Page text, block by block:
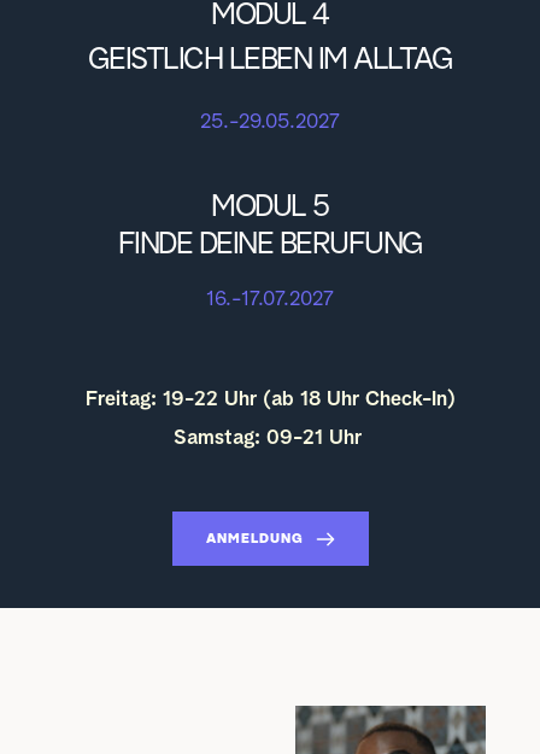
MODUL 4
GEISTLICH LEBEN IM ALLTAG
25.-29.05.2027
MODUL 5
FINDE DEINE BERUFUNG
16.-17.07.2027
Freitag: 19-22 Uhr (ab 18 Uhr Check-In)
Samstag: 09-21 Uhr
ANMELDUNG